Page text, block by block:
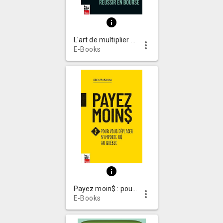
info
E-Books
more_vert
info
E-Books
more_vert